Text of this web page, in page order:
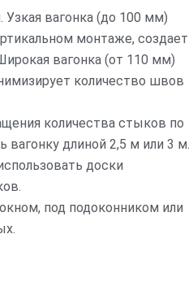
вагонка (до 100 мм)
монтаже, создает
вагонка (от 110 мм)
количество швов
количества стыков по
длиной 2,5 м или 3 м.
доски
под подоконником или